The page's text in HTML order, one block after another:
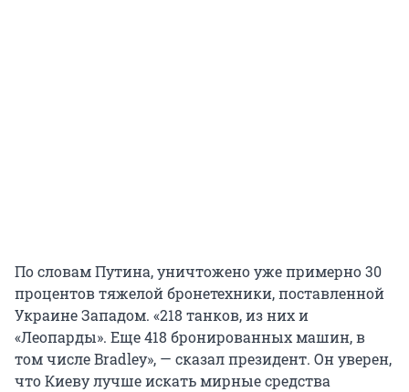
По словам Путина, уничтожено уже примерно 30
процентов тяжелой бронетехники, поставленной
Украине Западом. «218 танков, из них и
«Леопарды». Еще 418 бронированных машин, в
том числе Bradley», — сказал президент. Он уверен,
что Киеву лучше искать мирные средства